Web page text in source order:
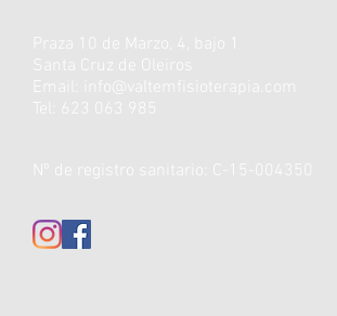
Praza 10 de Marzo, 4, bajo 1
Santa Cruz de Oleiros
Email:
Tel: 623 063 985
Nº de registro sanitario: C-15-004350